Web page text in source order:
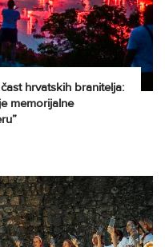
hrvatskih branitelja:
memorijalne